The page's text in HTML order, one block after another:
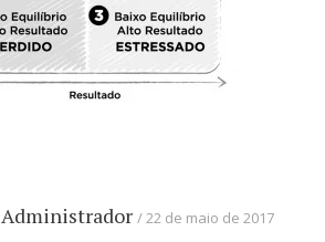
Administrador 22 de maio de 2017